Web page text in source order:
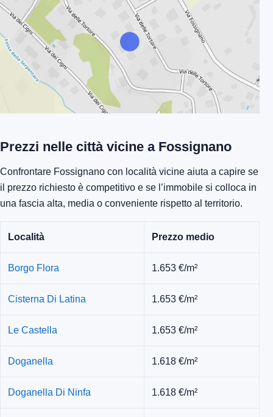
Prezzi nelle città vicine a Fossignano
Confrontare Fossignano con località vicine aiuta a capire se
il prezzo richiesto è competitivo e se l’immobile si colloca in
una fascia alta, media o conveniente rispetto al territorio.
Località Prezzo medio
Borgo Flora 1.653 €/m²
Cisterna Di Latina 1.653 €/m²
Le Castella 1.653 €/m²
Doganella 1.618 €/m²
Doganella Di Ninfa 1.618 €/m²